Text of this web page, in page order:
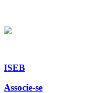
ISEB
Associe-se